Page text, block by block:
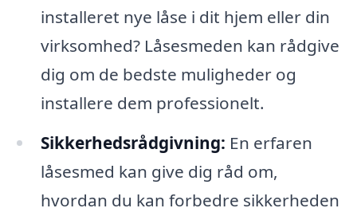
installeret nye låse i dit hjem eller din
virksomhed? Låsesmeden kan rådgive
dig om de bedste muligheder og
installere dem professionelt.
Sikkerhedsrådgivning: En erfaren
låsesmed kan give dig råd om,
hvordan du kan forbedre sikkerheden